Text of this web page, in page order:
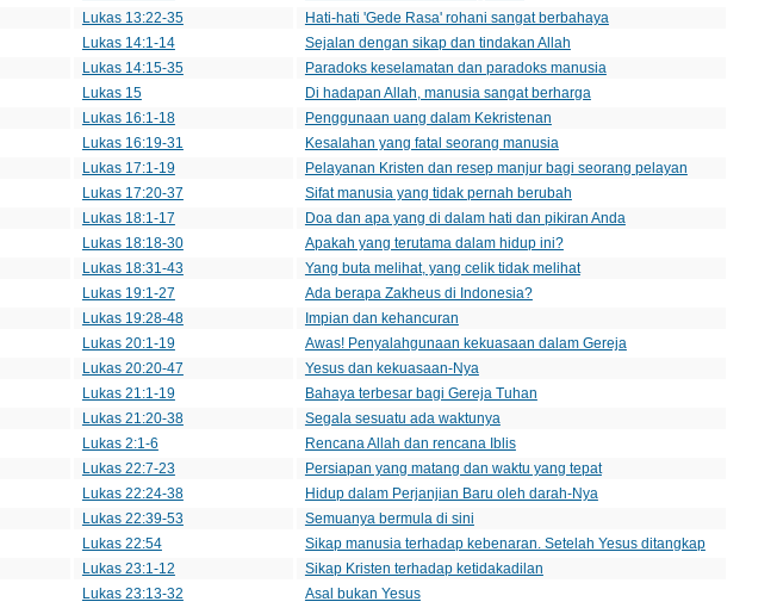
Lukas 13:22-35
Hati-hati 'Gede Rasa' rohani sangat berbahaya
Lukas 14:1-14
Sejalan dengan sikap dan tindakan Allah
Lukas 14:15-35
Paradoks keselamatan dan paradoks manusia
Lukas 15
Di hadapan Allah, manusia sangat berharga
Lukas 16:1-18
Penggunaan uang dalam Kekristenan
Lukas 16:19-31
Kesalahan yang fatal seorang manusia
Lukas 17:1-19
Pelayanan Kristen dan resep manjur bagi seorang pelayan
Lukas 17:20-37
Sifat manusia yang tidak pernah berubah
Lukas 18:1-17
Doa dan apa yang di dalam hati dan pikiran Anda
Lukas 18:18-30
Apakah yang terutama dalam hidup ini?
Lukas 18:31-43
Yang buta melihat, yang celik tidak melihat
Lukas 19:1-27
Ada berapa Zakheus di Indonesia?
Lukas 19:28-48
Impian dan kehancuran
Lukas 20:1-19
Awas! Penyalahgunaan kekuasaan dalam Gereja
Lukas 20:20-47
Yesus dan kekuasaan-Nya
Lukas 21:1-19
Bahaya terbesar bagi Gereja Tuhan
Lukas 21:20-38
Segala sesuatu ada waktunya
Lukas 2:1-6
Rencana Allah dan rencana Iblis
Lukas 22:7-23
Persiapan yang matang dan waktu yang tepat
Lukas 22:24-38
Hidup dalam Perjanjian Baru oleh darah-Nya
Lukas 22:39-53
Semuanya bermula di sini
Lukas 22:54
Sikap manusia terhadap kebenaran. Setelah Yesus ditangkap
Lukas 23:1-12
Sikap Kristen terhadap ketidakadilan
Lukas 23:13-32
Asal bukan Yesus